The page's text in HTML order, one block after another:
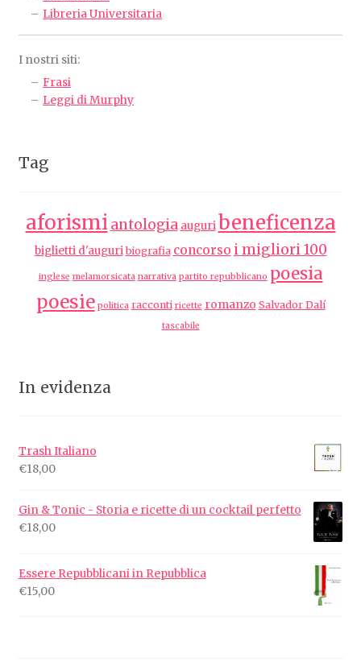
Libreria Universitaria
I nostri siti:
Frasi
Leggi di Murphy
Tag
aforismi antologia auguri beneficenza
biglietti d'auguri biografia concorso i migliori 100
inglese melamorsicata narrativa partito repubblicano poesia
poesie politica racconti ricette romanzo Salvador Dalí
tascabile
In evidenza
Trash Italiano
€18,00
Gin & Tonic - Storia e ricette di un cocktail perfetto
€18,00
Essere Repubblicani in Repubblica
€15,00